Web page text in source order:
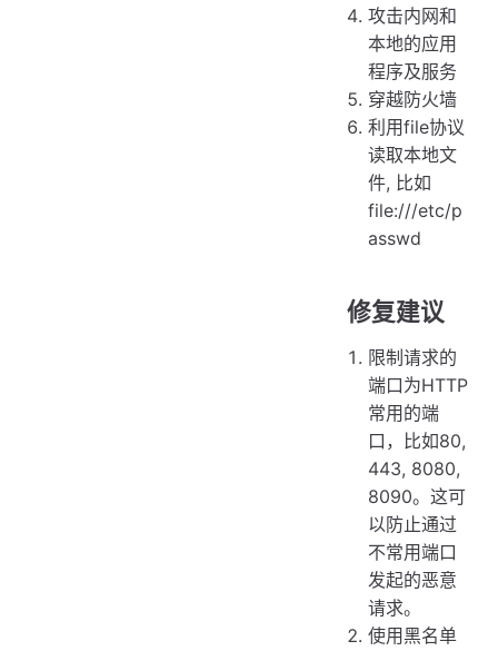
攻击内网和
本地的应用
程序及服务
穿越防火墙
利用file协议
读取本地文
件, 比如
file:///etc/p
asswd
修复建议
限制请求的
端口为HTTP
常用的端
口，比如80,
443, 8080,
8090。这可
以防止通过
不常用端口
发起的恶意
请求。
使用黑名单